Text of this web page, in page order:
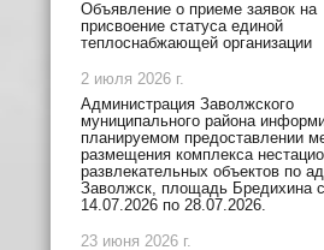
Объявление о приеме заявок на
присвоение статуса единой
теплоснабжающей организации
2 июля 2026 г.
Администрация Заволжского
муниципального района
планируемом предоставлении
размещения комплекса
развлекательных объектов по
Заволжск, площадь Бредихина с
14.07.2026 по 28.07.2026.
23 июня 2026 г.